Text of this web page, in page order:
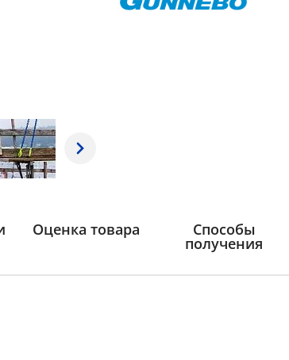
Оценка товара Способы
получения